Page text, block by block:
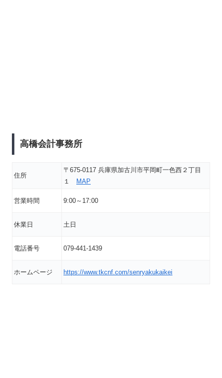
高橋会計事務所
住所
〒675-0117 兵庫県加古川市平岡町一色西２丁目
１ MAP
営業時間 9:00～17:00
休業日 土日
電話番号 079-441-1439
ホームページ https://www.tkcnf.com/senryakukaikei